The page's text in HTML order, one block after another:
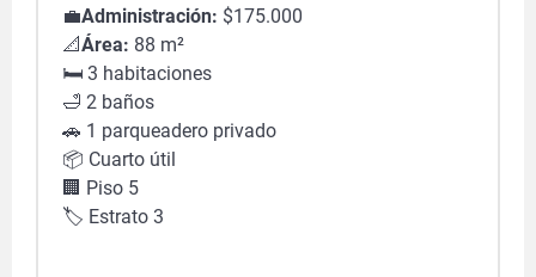
💼Administración: $175.000
📐Área: 88 m²
🛏 ️ 3 habitaciones
🛁 2 baños
🚗 1 parqueadero privado
📦 Cuarto útil
🏢 Piso 5
🏷 ️ Estrato 3